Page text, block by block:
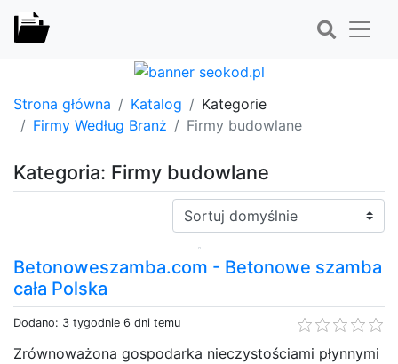
Strona główna Katalog
Kategorie
Firmy Według Branż
Firmy budowlane
Kategoria: Firmy budowlane
Sortuj:
Betonoweszamba.com - Betonowe szamba
cała Polska
Dodano: 3 tygodnie 6 dni temu
Zrównoważona gospodarka nieczystościami płynnymi